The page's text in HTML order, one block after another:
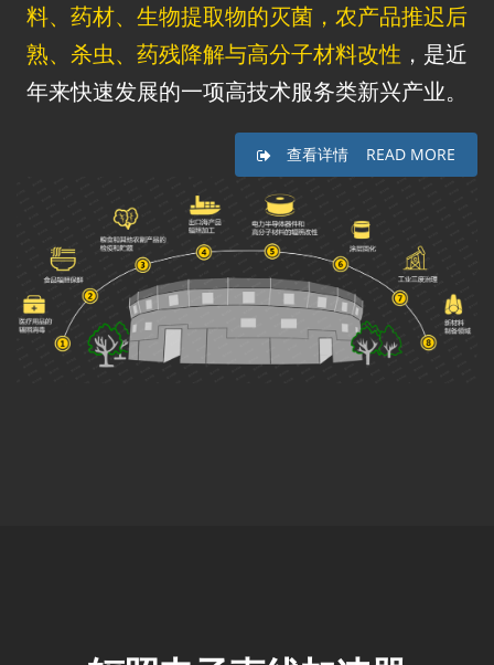
料、药材、生物提取物的灭菌，农产品推迟后
熟、杀虫、药残降解与高分子材料改性 ，是近
年来快速发展的一项高技术服务类新兴产业。
查看详情 READ MORE